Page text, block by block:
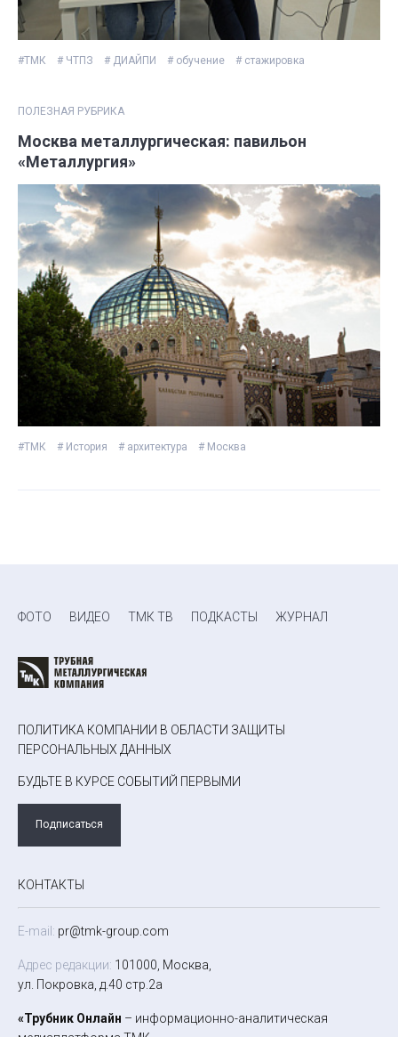
#ТМК # ЧТПЗ # ДИАЙПИ # обучение # стажировка
ПОЛЕЗНАЯ РУБРИКА
Москва металлургическая: павильон
«Металлургия»
#ТМК # История # архитектура # Москва
ФОТО ВИДЕО ТМК ТВ ПОДКАСТЫ ЖУРНАЛ
ПОЛИТИКА КОМПАНИИ В ОБЛАСТИ ЗАЩИТЫ
ПЕРСОНАЛЬНЫХ ДАННЫХ
БУДЬТЕ В КУРСЕ СОБЫТИЙ ПЕРВЫМИ
Подписаться
КОНТАКТЫ
E-mail: pr@tmk-group.com
Адрес редакции: 101000, Москва,
ул. Покровка, д.40 стр.2а
«Трубник Онлайн – информационно-аналитическая